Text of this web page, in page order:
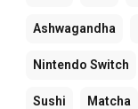
Ashwagandha
Nintendo Switch
Sushi Matcha